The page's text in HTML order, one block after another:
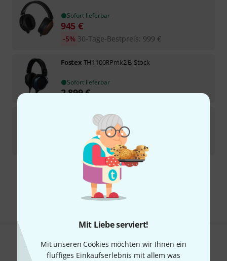
Mit Liebe serviert!
Mit unseren Cookies möchten wir Ihnen ein
fluffiges Einkaufserlebnis mit allem was
Sofort lieferbar
945 €
30-Tage-Bestpreis: 999 €
-5%
Fostex TH1100RPmk2 B-Stock
Sofort lieferbar
2.899€
TH919 B-Stock
Sofort lieferbar
€
Kostenloser Versand ab 29 €
Alle Preise inkl. MwSt.
Gefällt Ihnen, was Sie sehen?